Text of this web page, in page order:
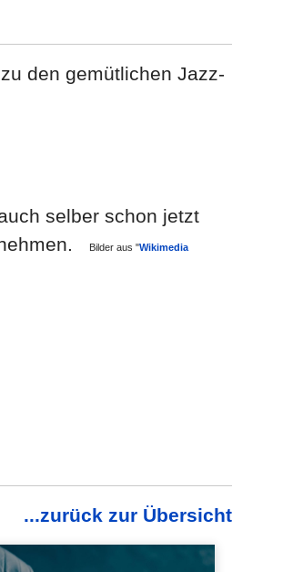
den gemütlichen Jazz-
selber schon jetzt
Bilder aus "Wikimedia
...zurück zur Übersicht